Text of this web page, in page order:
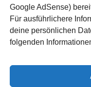
Google AdSense)
Für ausführlichere
deine persönlichen
folgenden
Computer
Wieso
kein
©